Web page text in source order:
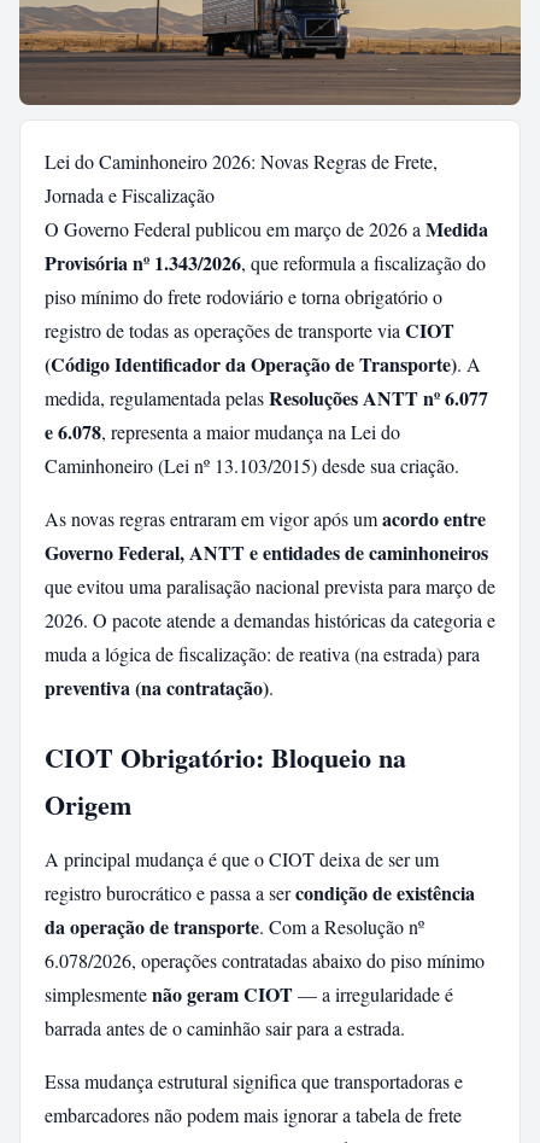
Lei do Caminhoneiro 2026: Novas Regras de Frete,
Jornada e Fiscalização
O Governo Federal publicou em março de 2026 a Medida
Provisória nº 1.343/2026, que reformula a fiscalização do
piso mínimo do frete rodoviário e torna obrigatório o
registro de todas as operações de transporte via CIOT
(Código Identificador da Operação de Transporte). A
medida, regulamentada pelasResoluções ANTT nº 6.077
e 6.078, representa a maior mudança na Lei do
Caminhoneiro (Lei nº 13.103/2015) desde sua criação.
As novas regras entraram em vigor após umacordo entre
Governo Federal, ANTT e entidades de caminhoneiros
que evitou uma paralisação nacional prevista para março de
2026. O pacote atende a demandas históricas da categoria e
muda a lógica de fiscalização: de reativa (na estrada) para
preventiva (na contratação).
CIOT Obrigatório: Bloqueio na
Origem
A principal mudança é que o CIOT deixa de ser um
registro burocrático e passa a sercondição de existência
da operação de transporte. Com a Resolução nº
6.078/2026, operações contratadas abaixo do piso mínimo
simplesmentenão geram CIOT— a irregularidade é
barrada antes de o caminhão sair para a estrada.
Essa mudança estrutural significa que transportadoras e
embarcadores não podem mais ignorar a tabela de frete